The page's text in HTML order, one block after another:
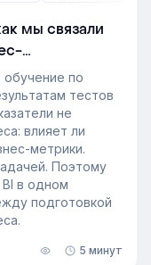
мы связали
по
тестов
не
влияет ли
метрики.
Поэтому
в одном
подготовкой
5 минут